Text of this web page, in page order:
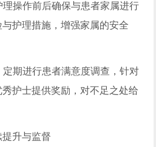
操作前后确保与患者家属进行
护理措施，增强家属的安全
定期进行患者满意度调查，针对
护士提供奖励，对不足之处给
升与监督